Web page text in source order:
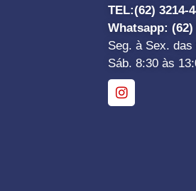
TEL:(62) 3214-
Whatsapp: (62)
Seg. à Sex.
Sáb. 8:30 às